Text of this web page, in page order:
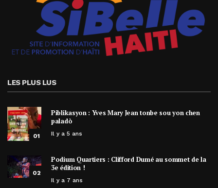
LES PLUS LUS
01
Piblikasyon : Yves Mary Jean tonbe sou yon chen
paladò
Il y a 5 ans
02
Podium Quartiers : Clifford Dumé au sommet de la
3e édition !
Il y a 7 ans